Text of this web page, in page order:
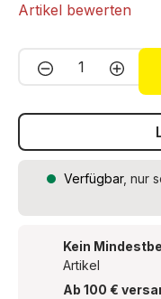
Artikel bewerten
Produkt
Verfügbar, nur
Kein
Artikel
Ab 100 €